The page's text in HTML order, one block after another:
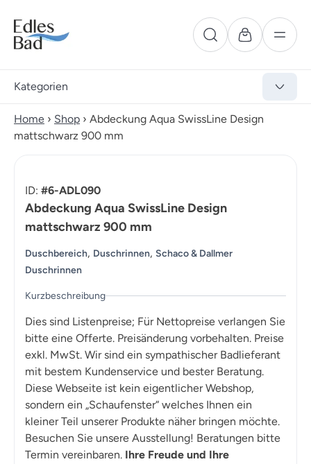
Kategorien
Home › Shop › Abdeckung Aqua SwissLine Design
mattschwarz 900 mm
ID: #6-ADL090
Abdeckung Aqua SwissLine Design
mattschwarz 900 mm
Duschbereich, Duschrinnen, Schaco & Dallmer
Duschrinnen
Kurzbeschreibung
Dies sind Listenpreise; Für Nettopreise verlangen Sie
bitte eine Offerte. Preisänderung vorbehalten. Preise
exkl. MwSt. Wir sind ein sympathischer Badlieferant
mit bestem Kundenservice und bester Beratung.
Diese Webseite ist kein eigentlicher Webshop,
sondern ein „Schaufenster“ welches Ihnen ein
kleiner Teil unserer Produkte näher bringen möchte.
Besuchen Sie unsere Ausstellung! Beratungen bitte
Termin vereinbaren. Ihre Freude und Ihre